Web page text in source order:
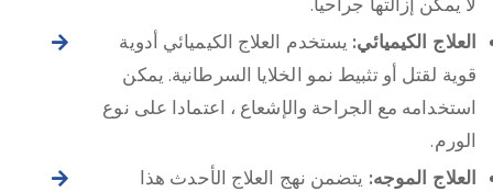
العلاج الكيميائي: يستخدم العلاج الكيميائي أدوية
قوية لقتل أو تثبيط نمو الخلايا السرطانية. يمكن
استخدامه مع الجراحة والإشعاع ، اعتمادا على نوع
الورم.
العلاج الموجه: يتضمن نهج العلاج الأحدث هذا